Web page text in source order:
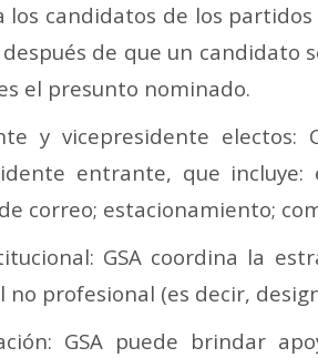
los candidatos de los
de que un candidato
el presunto nominado.
y vicepresidente
entrante, que incluye:
correo; estacionamiento;
GSA coordina la
no profesional (es decir,
GSA puede brindar